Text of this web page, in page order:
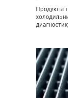
Продукты